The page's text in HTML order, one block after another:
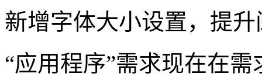
新增字体大小设置，提
“应用程序”需求现在在